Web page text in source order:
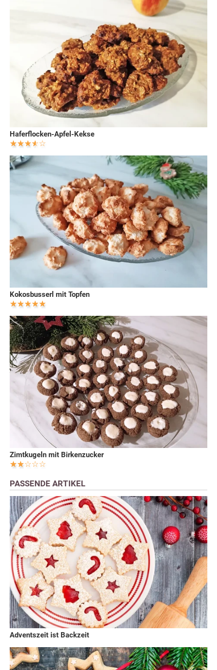
Haferflocken-Apfel-Kekse
Kokosbusserl mit Topfen
Zimtkugeln mit Birkenzucker
PASSENDE ARTIKEL
Adventszeit ist Backzeit